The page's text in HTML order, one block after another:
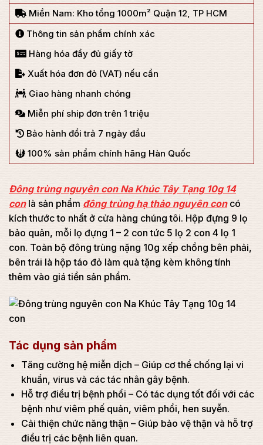
Miền Nam: Kho tổng 1000m² Quận 12, TP HCM
Thông tin sản phẩm chính xác
Hàng hóa đầy đủ giấy tờ
Xuất hóa đơn đỏ (VAT) nếu cần
Giao hàng nhanh chóng
Miễn phí ship đơn trên 1 triệu
Bảo hành đổi trả 7 ngày đầu
100% sản phẩm chính hãng Hàn Quốc
Đông trùng nguyên con Na Khúc Tây Tạng 10g 14
conlà sản phẩm đông trùng hạ thảo nguyên concó
kích thước to nhất ở cửa hàng chúng tôi. Hộp đựng 9 lọ
bảo quản, mỗi lọ đựng 1 – 2 con tức 5 lọ 2 con 4 lọ 1
con. Toàn bộ đông trùng nặng 10g xếp chồng bên phải,
bên trái là hộp táo đỏ làm quà tặng kèm không tính
thêm vào giá tiền sản phẩm.
Tác dụng sản phẩm
Tăng cường hệ miễn dịch – Giúp cơ thể chống lại vi
khuẩn, virus và các tác nhân gây bệnh.
Hỗ trợ điều trị bệnh phổi – Có tác dụng tốt đối với các
bệnh như viêm phế quản, viêm phổi, hen suyễn.
Cải thiện chức năng thận – Giúp bảo vệ thận và hỗ trợ
điều trị các bệnh liên quan.